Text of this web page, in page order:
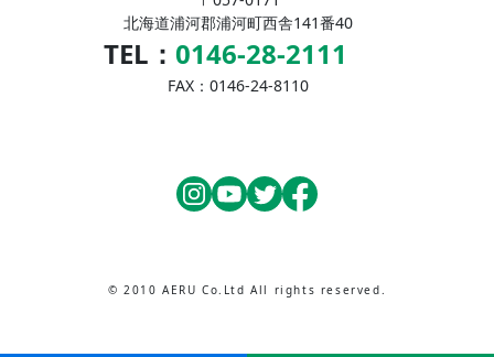
北海道浦河郡浦河町西舎141番40
TEL： 0146-28-2111
FAX：0146-24-8110
© 2010 AERU Co.Ltd All rights reserved.